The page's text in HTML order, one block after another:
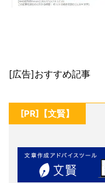
[広告]おすすめ記事
[PR]【文賢】